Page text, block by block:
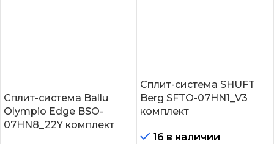
Сплит-система Ballu
Olympio Edge BSO-
07HN8_22Y комплект
Сплит-система SHUFT
Berg SFTO-07HN1_V3
комплект
16 в наличии